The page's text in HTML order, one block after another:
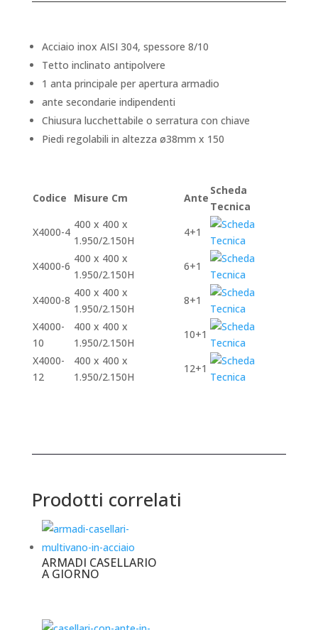
Acciaio inox AISI 304, spessore 8/10
Tetto inclinato antipolvere
1 anta principale per apertura armadio
ante secondarie indipendenti
Chiusura lucchettabile o serratura con chiave
Piedi regolabili in altezza ø38mm x 150
Codice Misure Cm Ante
Scheda
Tecnica
X4000-4
400 x 400 x
1.950/2.150H
4+1
X4000-6
400 x 400 x
1.950/2.150H
6+1
X4000-8
400 x 400 x
1.950/2.150H
8+1
X4000-
10
400 x 400 x
1.950/2.150H
10+1
X4000-
12
400 x 400 x
1.950/2.150H
12+1
Prodotti correlati
ARMADI CASELLARIO
A GIORNO